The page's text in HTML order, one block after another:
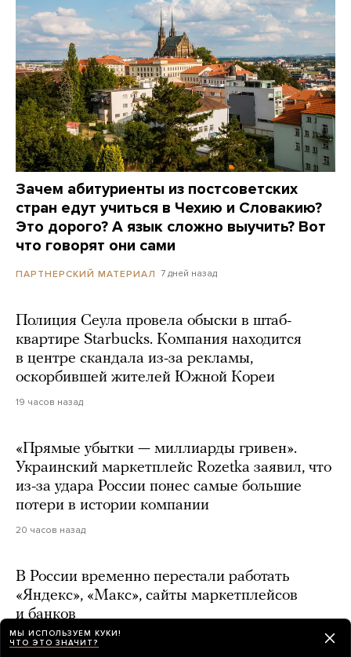
Зачем абитуриенты из постсоветских
стран едут учиться в Чехию и Словакию?
Это дорого? А язык сложно выучить? Вот
что говорят они сами
ПАРТНЕРСКИЙ МАТЕРИАЛ 7 дней назад
Полиция Сеула провела обыски в штаб-
квартире Starbucks. Компания находится
в центре скандала из-за рекламы,
оскорбившей жителей Южной Кореи
19 часов назад
«Прямые убытки — миллиарды гривен».
Украинский маркетплейс Rozetka заявил, что
из-за удара России понес самые большие
потери в истории компании
20 часов назад
В России временно перестали работать
«Яндекс», «Макс», сайты маркетплейсов
и банков
21 час назад
МЫ ИСПОЛЬЗУЕМ КУКИ!
ЧТО ЭТО ЗНАЧИТ?